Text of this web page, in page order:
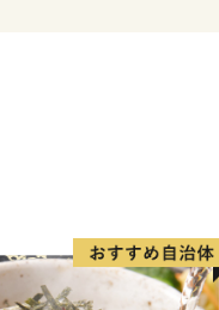
やスイーツなど、
ご寄附のお礼の品